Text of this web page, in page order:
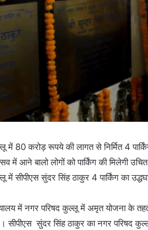
में 80 करोड़ रूपये की लागत से निर्मित 4
में आने बालो लोगों को पार्किंग की मिलेगी
में सीपीएस सुंदर सिंह ठाकुर 4 पार्किंग का
में नगर परिषद कुल्लू में अमृत योजना के तहत
। सीपीएस सुंदर सिंह ठाकुर का नगर परिषद